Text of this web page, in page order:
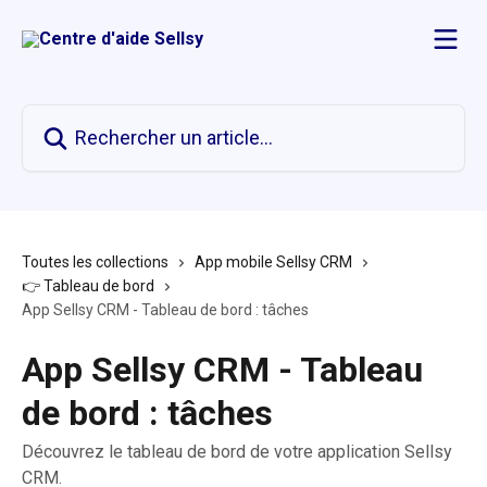
Toutes les collections
App mobile Sellsy CRM
👉 Tableau de bord
App Sellsy CRM - Tableau de bord : tâches
App Sellsy CRM - Tableau
de bord : tâches
Découvrez le tableau de bord de votre application Sellsy
CRM.